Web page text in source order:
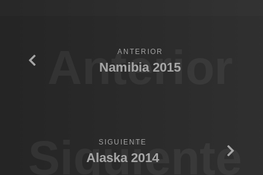
Anterior
ANTERIOR
Namibia 2015
Siguiente
SIGUIENTE
Alaska 2014